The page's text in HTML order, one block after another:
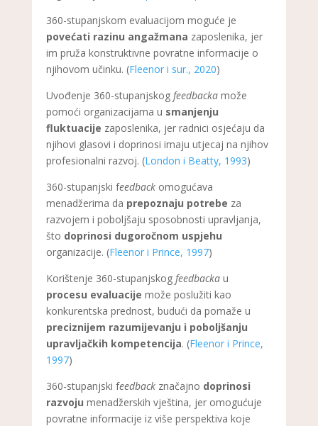
360-stupanjskom evaluacijom moguće je
povećati razinu angažmana zaposlenika, jer
im pruža konstruktivne povratne informacije o
njihovom učinku. (Fleenor i sur., 2020)
Uvođenje 360-stupanjskog feedbackamože
pomoći organizacijama u smanjenju
fluktuacije zaposlenika, jer radnici osjećaju da
njihovi glasovi i doprinosi imaju utjecaj na njihov
profesionalni razvoj. (London i Beatty, 1993)
360-stupanjski feedback omogućava
menadžerima da prepoznaju potrebe za
razvojem i poboljšaju sposobnosti upravljanja,
što doprinosi dugoročnom uspjehu
organizacije. (Fleenor i Prince, 1997)
Korištenje 360-stupanjskog feedbackau
procesu evaluacije može poslužiti kao
konkurentska prednost, budući da pomaže u
preciznijem razumijevanju i poboljšanju
upravljačkih kompetencija. (Fleenor i Prince,
1997)
360-stupanjski feedback značajno doprinosi
razvoju menadžerskih vještina, jer omogućuje
povratne informacije iz više perspektiva koje